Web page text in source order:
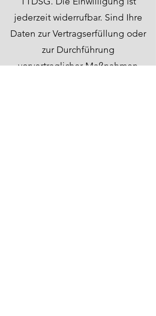
jederzeit widerrufbar. Sind Ihre
Daten zur Vertragserfüllung oder
zur Durchführung
vorvertraglicher Maßnahmen